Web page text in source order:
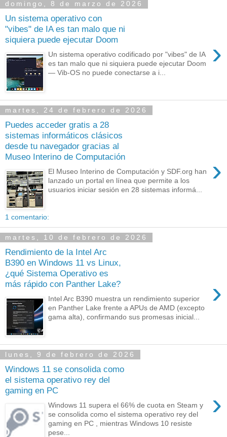
domingo, 8 de marzo de 2026
Un sistema operativo con
"vibes" de IA es tan malo que ni
siquiera puede ejecutar Doom
›
Un sistema operativo codificado por "vibes" de IA
es tan malo que ni siquiera puede ejecutar Doom
— Vib-OS no puede conectarse a i...
martes, 24 de febrero de 2026
Puedes acceder gratis a 28
sistemas informáticos clásicos
desde tu navegador gracias al
Museo Interino de Computación
›
El Museo Interino de Computación y SDF.org han
lanzado un portal en línea que permite a los
usuarios iniciar sesión en 28 sistemas informá...
1 comentario:
martes, 10 de febrero de 2026
Rendimiento de la Intel Arc
B390 en Windows 11 vs Linux,
¿qué Sistema Operativo es
más rápido con Panther Lake?
›
Intel Arc B390 muestra un rendimiento superior
en Panther Lake frente a APUs de AMD (excepto
gama alta), confirmando sus promesas inicial...
lunes, 9 de febrero de 2026
Windows 11 se consolida como
el sistema operativo rey del
gaming en PC
›
Windows 11 supera el 66% de cuota en Steam y
se consolida como el sistema operativo rey del
gaming en PC , mientras Windows 10 resiste
pese...